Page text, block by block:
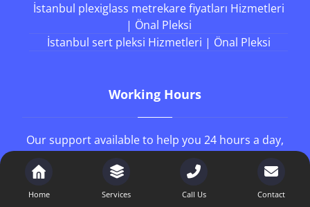
İstanbul plexiglass metrekare fiyatları Hizmetleri
| Önal Pleksi
İstanbul sert pleksi Hizmetleri | Önal Pleksi
Working Hours
Our support available to help you 24 hours a day,
Monday to Friday
Home Services Call Us Contact